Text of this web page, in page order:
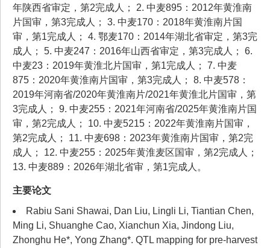
年陕西省审定，第2完成人； 2. 中麦895：2012年黄淮南
片国审，第3完成人； 3. 中麦170：2018年黄淮南片国
审，第1完成人； 4. 鄂麦170：2014年湖北省审定，第3完
成人； 5. 中麦247：2016年山西省审定，第3完成人； 6.
中麦23：2019年黄淮北片国审，第1完成人； 7. 中麦
875：2020年黄淮南片国审，第3完成人； 8. 中麦578：
2019年河南省/2020年黄淮南片/2021年黄淮北片国审，第
3完成人； 9. 中麦255：2021年河南省/2025年黄淮南片国
审，第2完成人； 10. 中麦5215：2022年黄淮南片国审，
第2完成人； 11. 中麦698：2023年黄淮南片国审，第2完
成人； 12. 中麦255：2025年黄淮麦区国审，第2完成人；
13. 中麦889：2026年湖北省审，第1完成人。
主要论文
Rabiu Sani Shawai, Dan Liu, Lingli Li, Tiantian Chen,
Ming Li, Shuanghe Cao, Xianchun Xia, Jindong Liu,
Zhonghu He*, Yong Zhang*. QTL mapping for pre-harvest